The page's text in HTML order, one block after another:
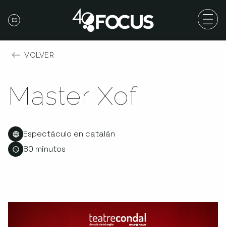
ES
VOLVER
Master Xof
Espectáculo en catalán
80 minutos